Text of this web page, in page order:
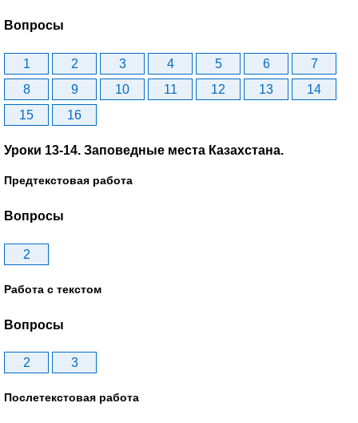
Вопросы
1 2 3 4 5 6
7
8
9 10 11 12 13
14
15
16
Уроки 13-14. Заповедные места Казахстана.
Предтекстовая работа
Вопросы
2
Работа с текстом
Вопросы
2 3
Послетекстовая работа